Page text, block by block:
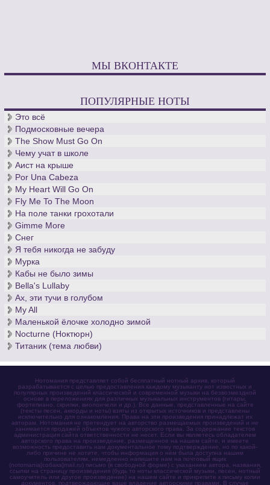
МЫ ВКОНТАКТЕ
ПОПУЛЯРНЫЕ НОТЫ
Это всё
Подмосковные вечера
The Show Must Go On
Чему учат в школе
Аист на крыше
Por Una Cabeza
My Heart Will Go On
Fly Me To The Moon
На поле танки грохотали
Gimme More
Снег
Я тебя никогда не забуду
Мурка
Кабы не было зимы
Bella's Lullaby
Ах, эти тучи в голубом
My All
Маленькой ёлочке холодно зимой
Nocturne (Ноктюрн)
Титаник (тема любви)
Нотомания представляет собой бесплатный нотный архив, который
разрабатывается с целью предоставления каждому музыканту нот известных и
популярных произведений классической и современной музыки на безвозмездной
основе в переложениях для различных музыкальных инструментов (гитары,
фортепиано, скрипки, виолончели и др.). Все данные, представленные на сайте
(тексты песен, аккорды и ноты) взяты из открытых источников и представлены
исключительно для ознакомления. Права на эти произведения принадлежат их
авторам. Нотомания не претендует на авторство размещаемых произведений и не
занимается продажей объектов чужого авторского права. За содержание текстов
администрация сайта ответственности не несет. Если вы являетесь обладателем
авторского права на произведение, размещенное на нашем сайте, и имеете
возможность предоставить нам документальное тому подтверждение, но по какой-
либо причине не хотите, чтобы информация о нём была доступна нашим
пользователям, немедленно напишите нам на почтовый ящик
(notomania[собака]mail.ru) письмо (в свободной форме) с указанием автора, названия,
ссылки на страницу произведения (будь то ноты классической музыки, песен, нотный
самоучитель или другое произведение) на нашем сайте и прикрепите к письму копии
документов, подтверждающие ваше владение авторскими правами. В случае